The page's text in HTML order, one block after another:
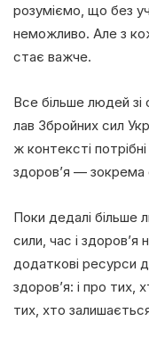
розуміємо, що без
неможливо. Але з
стає важче.
Все більше людей зі
лав Збройних сил
ж контексті
здоров’я — зокрема
Поки дедалі більше
сили, час і здоров’я
додаткові ресурси
здоров’я: і про тих,
тих, хто